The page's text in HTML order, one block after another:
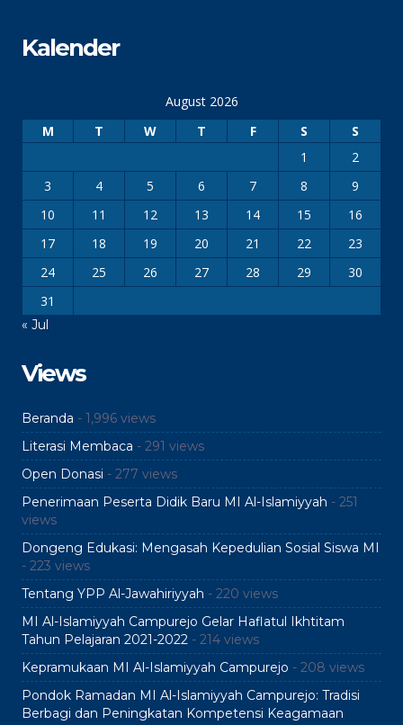
Kalender
August 2026
M
T W T F S
S
1
2
3
4 5 6 7 8
9
10
11 12 13 14 15
16
17
18 19 20 21 22
23
24
25 26 27 28 29
30
31
« Jul
Views
Beranda - 1,996 views
Literasi Membaca - 291 views
Open Donasi - 277 views
Penerimaan Peserta Didik Baru MI Al-Islamiyyah - 251
views
Dongeng Edukasi: Mengasah Kepedulian Sosial Siswa MI
- 223 views
Tentang YPP Al-Jawahiriyyah - 220 views
MI Al-Islamiyyah Campurejo Gelar Haflatul Ikhtitam
Tahun Pelajaran 2021-2022 - 214 views
Kepramukaan MI Al-Islamiyyah Campurejo - 208 views
Pondok Ramadan MI Al-Islamiyyah Campurejo: Tradisi
Berbagi dan Peningkatan Kompetensi Keagamaan